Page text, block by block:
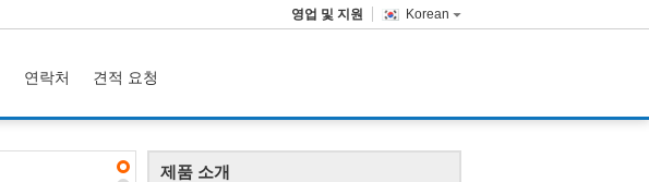
Korean
영업 및 지원
연락처 견적 요청
제품 소개